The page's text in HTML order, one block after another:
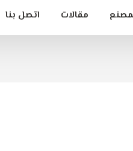
مقالات اتصل بنا